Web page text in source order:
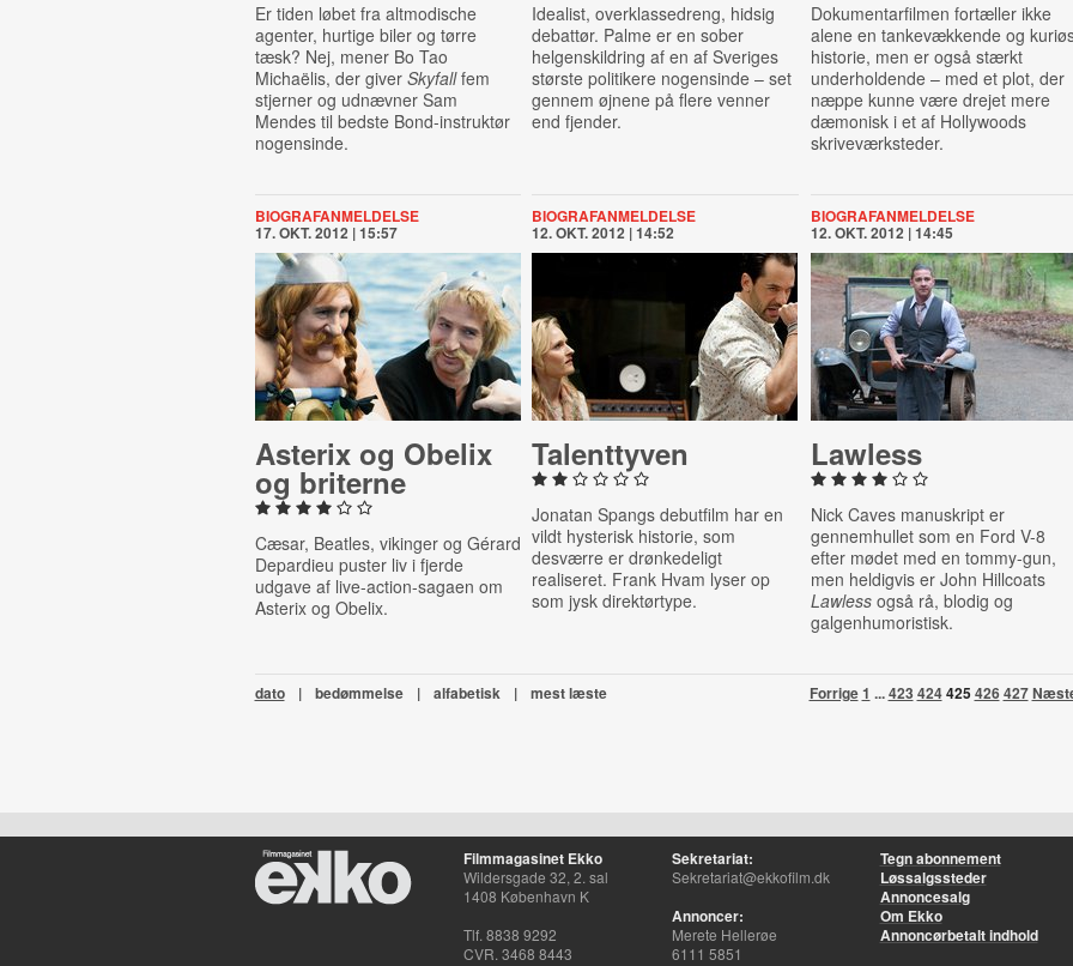
Er tiden løbet fra altmodische
agenter, hurtige biler og tørre
tæsk? Nej, mener Bo Tao
Michaëlis, der giver Skyfallfem
stjerner og udnævner Sam
Mendes til bedste Bond-instruktør
nogensinde.
Idealist, overklassedreng, hidsig
debattør. Palme er en sober
helgenskildring af en af Sveriges
største politikere nogensinde – set
gennem øjnene på flere venner
end fjender.
Dokumentarfilmen fortæller ikke
alene en tankevækkende og
historie, men er også stærkt
underholdende – med et plot, der
næppe kunne være drejet mere
dæmonisk i et af Hollywoods
skriveværksteder.
BIOGRAFANMELDELSE
17. OKT. 2012 | 15:57
Asterix og Obelix
og briterne
Cæsar, Beatles, vikinger og Gérard
Depardieu puster liv i fjerde
udgave af live-action-sagaen om
Asterix og Obelix.
BIOGRAFANMELDELSE
12. OKT. 2012 | 14:52
Ta­lent­ty­ven
Jonatan Spangsdebutfilm har en
vildt hysterisk historie, som
desværre er drønkedeligt
realiseret. Frank Hvam lyser op
som jysk direktørtype.
BIOGRAFANMELDELSE
12. OKT. 2012 | 14:45
Lawless
Nick Caves manuskript er
gennemhullet som en Ford V-8
efter mødet med en tommy-gun,
men heldigvis er John Hillcoats
Lawlessogså rå, blodig og
galgenhumoristisk.
Forrige1 ...423 424425426427
dato | bedømmelse | alfabetisk | mest læste
Filmmagasinet Ekko
Wildersgade 32, 2. sal
1408 København K
Tlf. 8838 9292
CVR. 3468 8443
Sekretariat:
Sekretariat@ekkofilm.dk
Annoncer:
Merete Hellerøe
6111 5851
Tegn abonnement
Løssalgssteder
Annoncesalg
Om Ekko
Annoncørbetalt indhold